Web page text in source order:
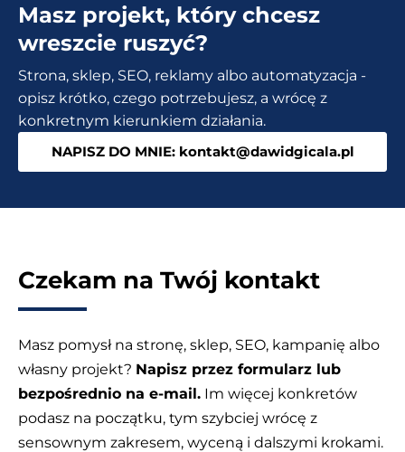
Rozwiązanie,
klienci
naprawdę
zauważają
Masz projekt, który chcesz
wreszcie ruszyć?
Strona, sklep, SEO, reklamy albo automatyzacja -
opisz krótko, czego potrzebujesz, a wrócę z
konkretnym kierunkiem działania.
NAPISZ DO MNIE: kontakt@dawidgicala.pl
Czekam na Twój kontakt
Masz pomysł na stronę, sklep, SEO, kampanię albo
własny projekt? Napisz przez formularz lub
bezpośrednio na e-mail. Im więcej konkretów
podasz na początku, tym szybciej wrócę z
sensownym zakresem, wyceną i dalszymi krokami.